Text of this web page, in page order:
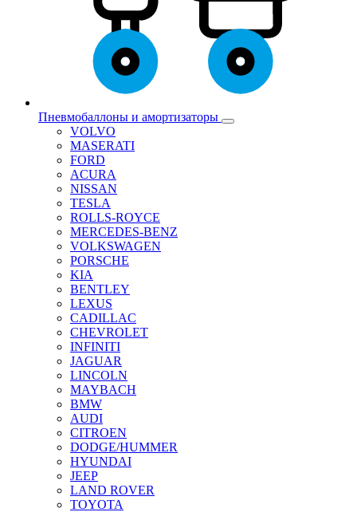
Пневмобаллоны и амортизаторы
VOLVO
MASERATI
FORD
ACURA
NISSAN
TESLA
ROLLS-ROYCE
MERCEDES-BENZ
VOLKSWAGEN
PORSCHE
KIA
BENTLEY
LEXUS
CADILLAC
CHEVROLET
INFINITI
JAGUAR
LINCOLN
MAYBACH
BMW
AUDI
CITROEN
DODGE/HUMMER
HYUNDAI
JEEP
LAND ROVER
TOYOTA